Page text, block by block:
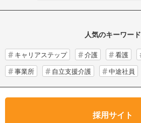
人気のキーワード
キャリアステップ 介護 看護
事業所
自立支援介護 中途社員
採用サイト